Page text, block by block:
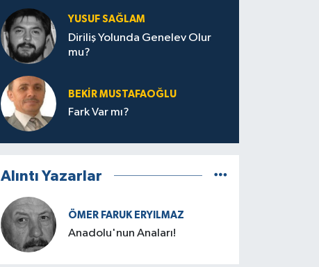
YUSUF SAĞLAM
Diriliş Yolunda Genelev Olur
mu?
BEKIR MUSTAFAOĞLU
Fark Var mı?
Alıntı Yazarlar
ÖMER FARUK ERYILMAZ
Anadolu'nun Anaları!